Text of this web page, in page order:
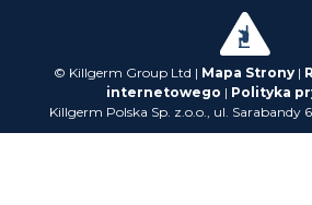
© Killgerm Group Ltd | Mapa Strony|
internetowego | Polityka
Killgerm Polska Sp. z.o.o., ul. Sarabandy